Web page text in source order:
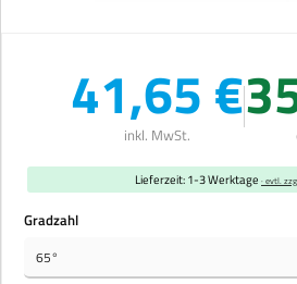
41,65 €
inkl. MwSt.
Lieferzeit: 1-3 Werktage · evtl.
Gradzahlauswählen